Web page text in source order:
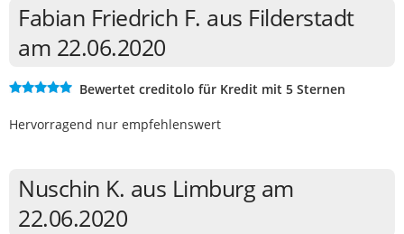
Fabian Friedrich F. aus Filderstadt
am 22.06.2020
Bewertet creditolo für Kredit mit 5 Sternen
Hervorragend nur empfehlenswert
Nuschin K. aus Limburg am
22.06.2020